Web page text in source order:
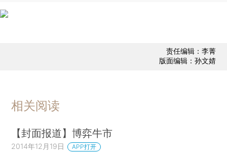
责任编辑：李菁
版面编辑：孙文婧
相关阅读
【封面报道】博弈牛市
2014年12月19日 APP打开